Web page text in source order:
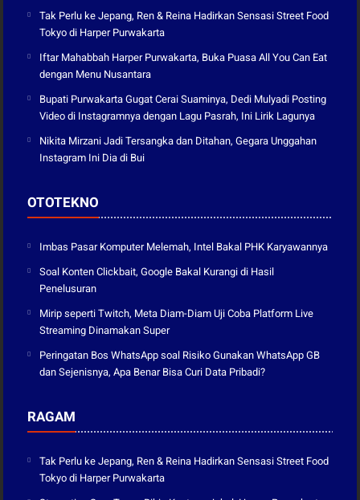
Tak Perlu ke Jepang, Ren & Reina Hadirkan Sensasi Street Food
Tokyo di Harper Purwakarta
Iftar Mahabbah Harper Purwakarta, Buka Puasa All You Can Eat
dengan Menu Nusantara
Bupati Purwakarta Gugat Cerai Suaminya, Dedi Mulyadi Posting
Video di Instagramnya dengan Lagu Pasrah, Ini Lirik Lagunya
Nikita Mirzani Jadi Tersangka dan Ditahan, Gegara Unggahan
Instagram Ini Dia di Bui
OTOTEKNO
Imbas Pasar Komputer Melemah, Intel Bakal PHK Karyawannya
Soal Konten Clickbait, Google Bakal Kurangi di Hasil
Penelusuran
Mirip seperti Twitch, Meta Diam-Diam Uji Coba Platform Live
Streaming Dinamakan Super
Peringatan Bos WhatsApp soal Risiko Gunakan WhatsApp GB
dan Sejenisnya, Apa Benar Bisa Curi Data Pribadi?
RAGAM
Tak Perlu ke Jepang, Ren & Reina Hadirkan Sensasi Street Food
Tokyo di Harper Purwakarta